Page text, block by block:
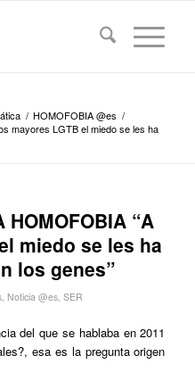
/ HOMOFOBIA @es /
mayores LGTB el miedo se les ha
HOMOFOBIA “A
miedo se les ha
los genes”
, Noticia @es, SER
del que se hablaba en 2011
esa es la pregunta origen